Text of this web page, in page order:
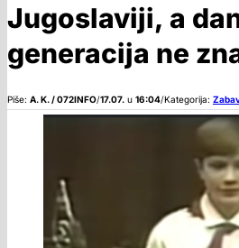
Jugoslaviji, a
generacija ne
Piše: A. K. / 072INFO/17.07. u 16:04/Kategorija: